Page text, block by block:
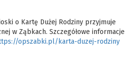
o Kartę Dużej Rodziny przyjmuje
w Ząbkach. Szczegółowe informacje
opszabki.pl/karta-duzej-rodziny